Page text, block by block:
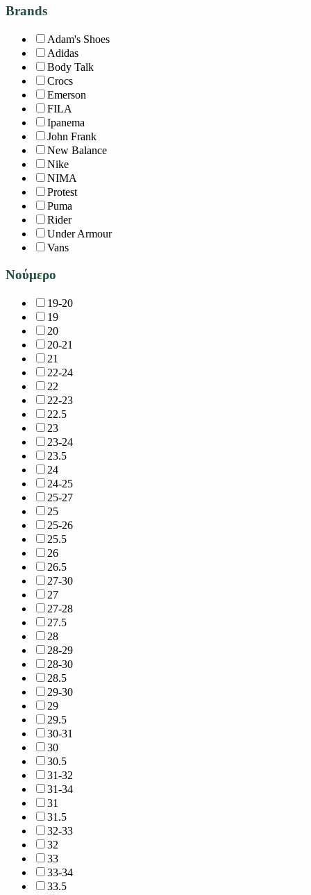
Brands
Adam's Shoes
Adidas
Body Talk
Crocs
Emerson
FILA
Ipanema
John Frank
New Balance
Nike
NIMA
Protest
Puma
Rider
Under Armour
Vans
Νούμερο
19-20
19
20
20-21
21
22-24
22
22-23
22.5
23
23-24
23.5
24
24-25
25-27
25
25-26
25.5
26
26.5
27-30
27
27-28
27.5
28
28-29
28-30
28.5
29-30
29
29.5
30-31
30
30.5
31-32
31-34
31
31.5
32-33
32
33
33-34
33.5